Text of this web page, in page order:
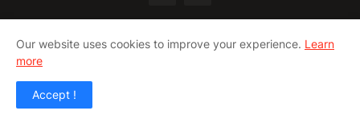
Home
Our website uses cookies to improve your experience. Learn
more
Accept !